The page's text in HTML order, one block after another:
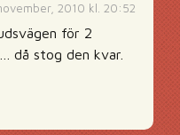
2010 kl. 20:52
för 2
då stog den kvar.